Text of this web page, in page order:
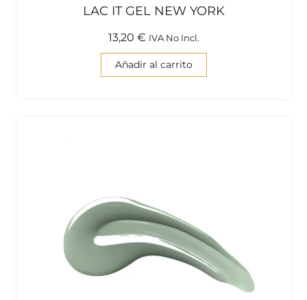
LAC IT GEL NEW YORK
13,20 € IVA No Incl.
Añadir al carrito